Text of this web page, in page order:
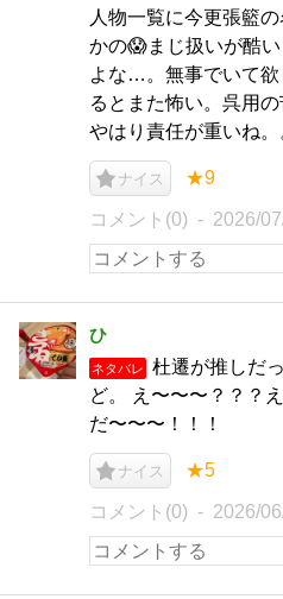
人物一覧に今更張籃
かの😱まじ扱いが酷
よな…。無事でいて欲
るとまた怖い。呉用
やはり責任が重いね。
ナイス ★9
コメント(0) 2026/
ひ
ネタバレ
杜遷が推しだ
ど。 え〜〜〜？？？
だ〜〜〜！！！
ナイス ★5
コメント(0) 2026/